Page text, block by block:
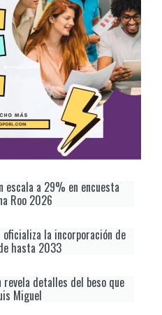
escala a 29% en encuesta
Roo 2026
la incorporación de
hasta 2033
revela detalles del beso que
Miguel